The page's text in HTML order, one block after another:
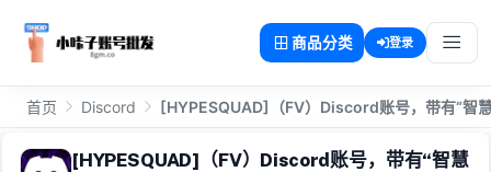
商品分类 登录
首页 Discord [HYPESQUAD]（FV）Discord账号，带有“智
[HYPESQUAD]（FV）Discord账号，带有“智慧